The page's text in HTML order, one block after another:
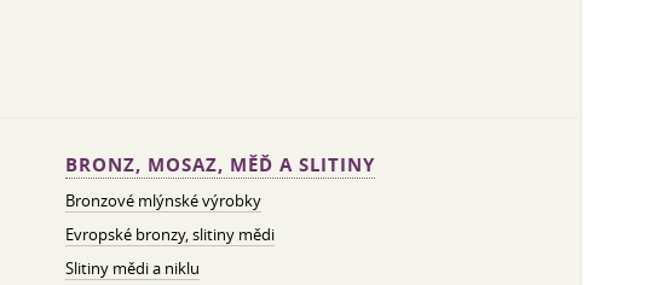
BRONZ, MOSAZ, MĚĎ A SLITINY
Bronzové mlýnské výrobky
Evropské bronzy, slitiny mědi
Slitiny mědi a niklu